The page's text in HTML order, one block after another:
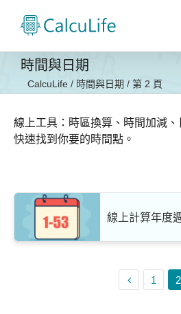
時間與日期
CalcuLife / 時間與日期 / 第 2 頁
線上工具：時區換算、時間加減、
快速找到你要的時間點。
線上計算年度
1 2